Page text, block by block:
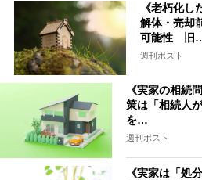
《老朽化し
解体・売却
可能性 旧
週刊ポスト
《実家の相続
策は「相続人
を…
週刊ポスト
《実家は「処